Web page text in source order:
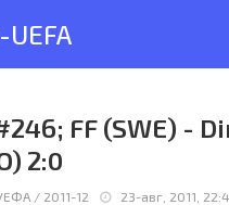
-UEFA
FF (SWE) -
2:0
/ 2011-12 23-авг, 2011,